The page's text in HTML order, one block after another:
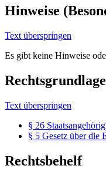
Hinweise
Text überspringen
Es gibt keine Hinweise
Text überspringen
§ 26
§ 5 Gesetz über die
Rechtsbehelf